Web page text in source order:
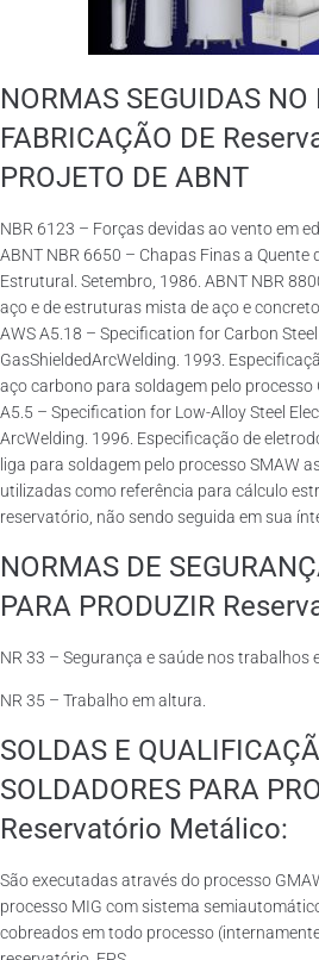
NORMAS SEGUIDAS NO
FABRICAÇÃO DE
PROJETO DE ABNT
NBR 6123 – Forças devidas ao vento em
ABNT NBR 6650 – Chapas Finas a Quente
Estrutural. Setembro, 1986. ABNT NBR
aço e de estruturas mista de aço e
AWS A5.18 – Specification for Carbon
GasShieldedArcWelding. 1993.
aço carbono para soldagem pelo processo
A5.5 – Specification for Low-Alloy Steel
ArcWelding. 1996. Especificação de
liga para soldagem pelo processo SMAW
utilizadas como referência para cálculo
reservatório, não sendo seguida em sua
NORMAS DE
PARA PRODUZIR
NR 33 – Segurança e saúde nos trabalhos
NR 35 – Trabalho em altura.
SOLDAS E
SOLDADORES PARA
Reservatório Metálico:
São executadas através do processo
processo MIG com sistema
cobreados em todo processo